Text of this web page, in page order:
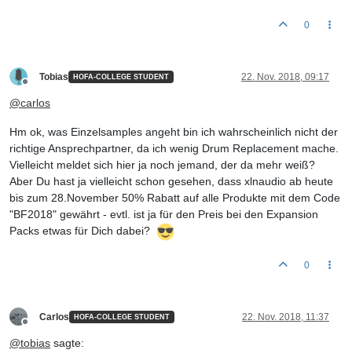
0
Tobias HOFA-COLLEGE STUDENT 22. Nov. 2018, 09:17
@carlos
Hm ok, was Einzelsamples angeht bin ich wahrscheinlich nicht der
richtige Ansprechpartner, da ich wenig Drum Replacement mache.
Vielleicht meldet sich hier ja noch jemand, der da mehr weiß?
Aber Du hast ja vielleicht schon gesehen, dass xlnaudio ab heute
bis zum 28.November 50% Rabatt auf alle Produkte mit dem Code
"BF2018" gewährt - evtl. ist ja für den Preis bei den Expansion
Packs etwas für Dich dabei?
0
Carlos HOFA-COLLEGE STUDENT 22. Nov. 2018, 11:37
@tobias sagte: